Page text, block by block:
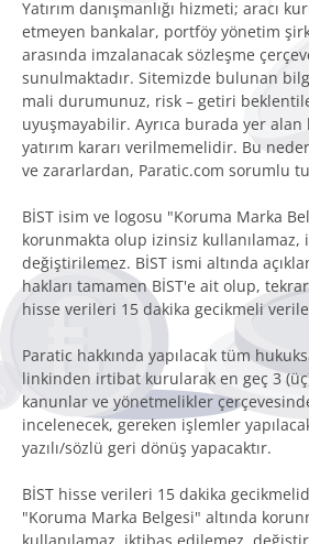
Yatırım danışmanlığı hizmeti; aracı
etmeyen bankalar, portföy yönetim
arasında imzalanacak sözleşme
sunulmaktadır. Sitemizde bulunan
mali durumunuz, risk – getiri
uyuşmayabilir. Ayrıca burada yer
yatırım kararı verilmemelidir. Bu
ve zararlardan, Paratic.com sorumlu
BİST isim ve logosu "Koruma Marka
korunmakta olup izinsiz kullanılamaz,
değiştirilemez. BİST ismi altında
hakları tamamen BİST'e ait olup,
hisse verileri 15 dakika gecikmeli
Paratic hakkında yapılacak tüm
linkinden irtibat kurularak en geç 3
kanunlar ve yönetmelikler
incelenecek, gereken işlemler
yazılı/sözlü geri dönüş yapacaktır.
BİST hisse verileri 15 dakika
"Koruma Marka Belgesi" altında